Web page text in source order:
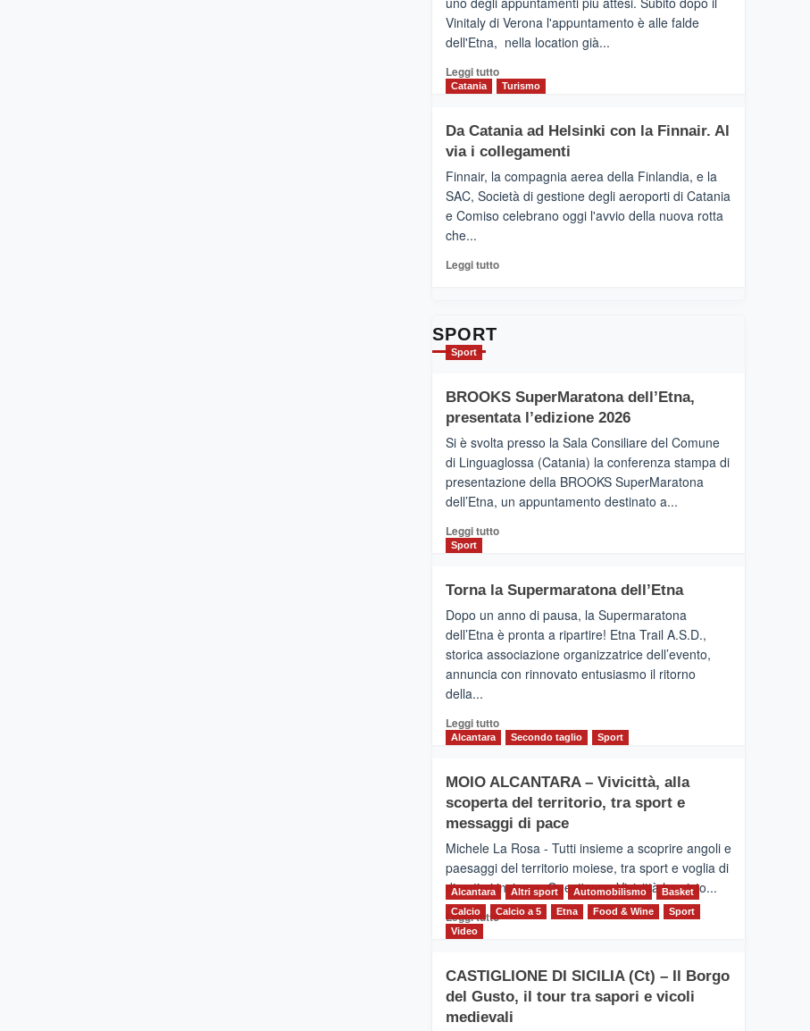
presenta
“Vino
&
2026”.
Le
dell’enoturismo
sull’Etna
Vinitaly di Verona l'appuntamento è alle falde
dell'Etna, nella location già...
Leggi tuttoLeggi
di
RANDAZZO
–
siamo
quasi….
pronti
dell’Etna
Catania Turismo
Da Catania ad Helsinki con la Finnair. Al
via i collegamenti
Finnair, la compagnia aerea della Finlandia, e la
SAC, Società di gestione degli aeroporti di Catania
e Comiso celebrano oggi l'avvio della nuova rotta
che...
Leggi tuttoLeggi
con
la
Al
via
i
collegamenti
SPORT
Sport
BROOKS SuperMaratona dell’Etna,
presentata l’edizione 2026
Si è svolta presso la Sala Consiliare del Comune
di Linguaglossa (Catania) la conferenza stampa di
presentazione della BROOKS SuperMaratona
dell’Etna, un appuntamento destinato a...
Leggi tuttoLeggi
BROOKS
SuperMaratona
dell’Etna,
presentata
l’edizione
2026
Sport
Torna la Supermaratona dell’Etna
Dopo un anno di pausa, la Supermaratona
dell’Etna è pronta a ripartire! Etna Trail A.S.D.,
storica associazione organizzatrice dell’evento,
annuncia con rinnovato entusiasmo il ritorno
della...
Leggi tuttoLeggi
Torna
la
Supermaratona
Alcantara Secondo taglio Sport
MOIO ALCANTARA – Vivicittà, alla
scoperta del territorio, tra sport e
messaggi di pace
Michele La Rosa - Tutti insieme a scoprire angoli e
paesaggi del territorio moiese, tra sport e voglia di
divertirsi insieme. Quest'anno Vivicittà ha visto...
Leggi tuttoLeggi
MOIO
ALCANTARA
–
Alcantara Altri sport Automobilismo
Basket
Calcio
Calcio a 5 Etna Food & Wine
Sport
Video
CASTIGLIONE DI SICILIA (Ct) – Il Borgo
del Gusto, il tour tra sapori e vicoli
medievali